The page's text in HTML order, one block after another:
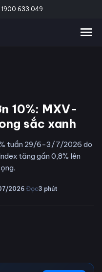
1900 633 049
10%: MXV-
sắc xanh
tuần 29/6-3/7/2026 do
tăng gần 0,8% lên
2026·Đọc3 phút